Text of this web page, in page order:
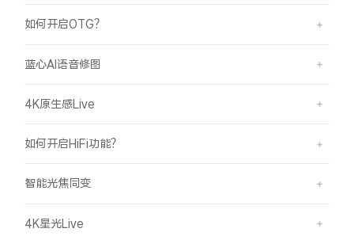
如何开启OTG？
蓝心AI语音修图
4K原生感Live
如何开启HiFi功能？
智能光焦同变
4K星光Live